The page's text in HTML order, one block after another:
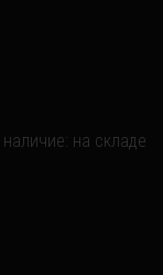
наличие: на складе